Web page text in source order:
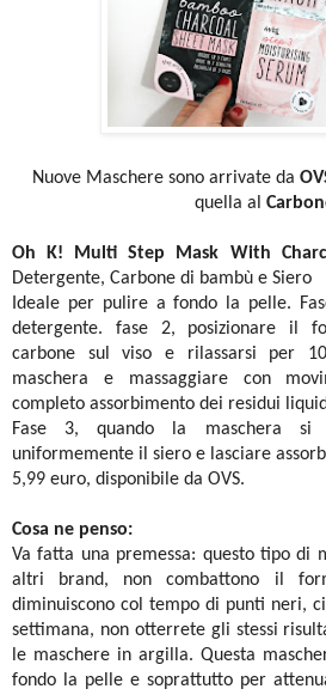
Nuove Maschere sono arrivate da
quella al
Oh K! Multi Step Mask With
Detergente, Carbone di bambù e Siero
Ideale per pulire a fondo la pelle.
detergente. fase 2, posizionare il
carbone sul viso e rilassarsi per
maschera e massaggiare con
completo assorbimento dei residui
Fase 3, quando la maschera si
uniformemente il siero e lasciare
5,99 euro, disponibile da OVS.
Cosa ne penso:
Va fatta una premessa: questo tipo di
altri brand, non combattono il
diminuiscono col tempo di punti neri,
settimana, non otterrete gli stessi
le maschere in argilla. Questa
fondo la pelle e soprattutto per